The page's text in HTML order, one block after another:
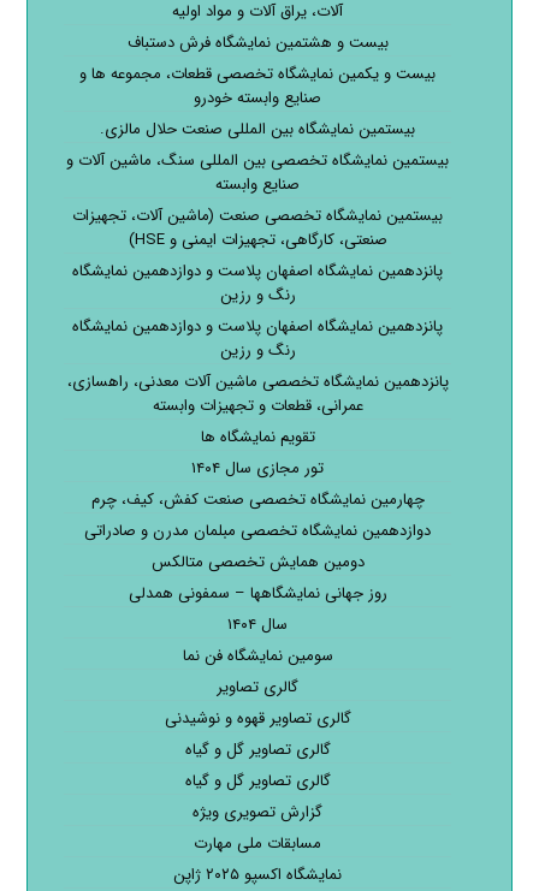
آلات، یراق آلات و مواد اولیه
بیست و هشتمین نمایشگاه فرش دستباف
بیست و یکمین نمایشگاه تخصصی قطعات، مجموعه ها و
صنایع وابسته خودرو
بیستمین نمایشگاه بین المللی صنعت حلال مالزی.
بیستمین نمایشگاه تخصصی بین المللی سنگ، ماشین آلات و
صنایع وابسته
بیستمین نمایشگاه تخصصی صنعت (ماشین آلات، تجهیزات
صنعتی، کارگاهی، تجهیزات ایمنی و HSE)
پانزدهمین نمایشگاه اصفهان پلاست و دوازدهمین نمایشگاه
رنگ و رزین
پانزدهمین نمایشگاه اصفهان پلاست و دوازدهمین نمایشگاه
رنگ و رزین
پانزدهمین نمایشگاه تخصصی ماشین آلات معدنی، راهسازی،
عمرانی، قطعات و تجهیزات وابسته
تقویم نمایشگاه ها
تور مجازی سال ۱۴۰۴
چهارمین نمایشگاه تخصصی صنعت کفش، کیف، چرم
دوازدهمین نمایشگاه تخصصی مبلمان مدرن و صادراتی
دومین همایش تخصصی متالکس
روز جهانی نمایشگاهها – سمفونی همدلی
سال ۱۴۰۴
سومین نمایشگاه فن نما
گالری تصاویر
گالری تصاویر قهوه و نوشیدنی
گالری تصاویر گل و گیاه
گالری تصاویر گل و گیاه
گزارش تصویری ویژه
مسابقات ملی مهارت
نمایشگاه اکسپو ۲۰۲۵ ژاپن